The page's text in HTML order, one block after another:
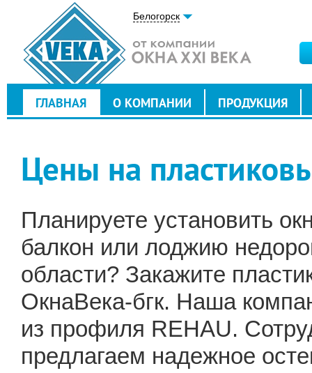
Белогорск
ГЛАВНАЯ О КОМПАНИИ ПРОДУКЦИЯ
Цены на
Планируете установить
балкон или лоджию
области? Закажите
ОкнаВека-бгк. Наша
из профиля REHAU.
предлагаем надежное